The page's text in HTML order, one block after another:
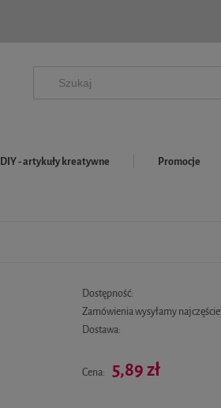
DIY - artykuły kreatywne Promocje
Dostępność:
Zamówienia wysyłamy
Dostawa:
Cena: 5,89 zł